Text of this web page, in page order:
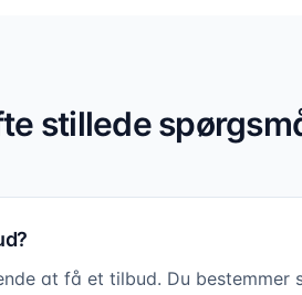
stillede
at få et tilbud. Du bestemmer